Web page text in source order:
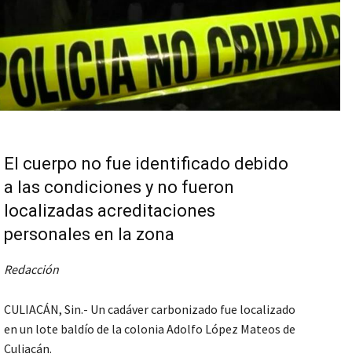
El cuerpo no fue identificado debido
a las condiciones y no fueron
localizadas acreditaciones
personales en la zona
Redacción
CULIACÁN, Sin.- Un cadáver carbonizado fue localizado
en un lote baldío de la colonia Adolfo López Mateos de
Culiacán.